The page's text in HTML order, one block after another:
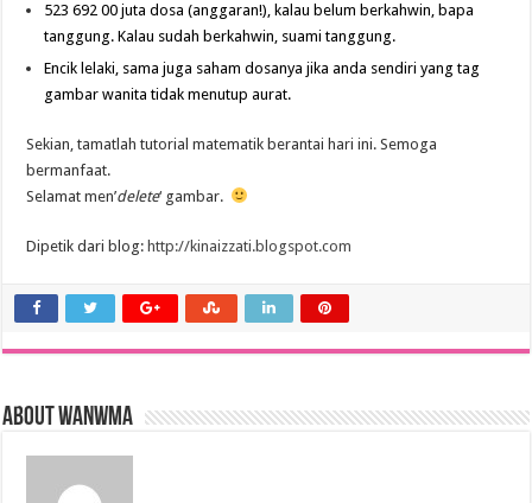
523 692 00 juta dosa (anggaran!), kalau belum berkahwin, bapa
tanggung. Kalau sudah berkahwin, suami tanggung.
Encik lelaki, sama juga saham dosanya jika anda sendiri yang tag
gambar wanita tidak menutup aurat.
Sekian, tamatlah tutorial matematik berantai hari ini. Semoga
bermanfaat.
Selamat men’delete‘ gambar.
Dipetik dari blog: http://kinaizzati.blogspot.com
About wanwma